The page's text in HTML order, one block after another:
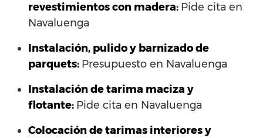
revestimientos con madera: Pide cita en
Navaluenga
Instalación, pulido y barnizado de
parquets: Presupuesto en Navaluenga
Instalación de tarima maciza y
flotante: Pide cita en Navaluenga
Colocación de tarimas interiores y